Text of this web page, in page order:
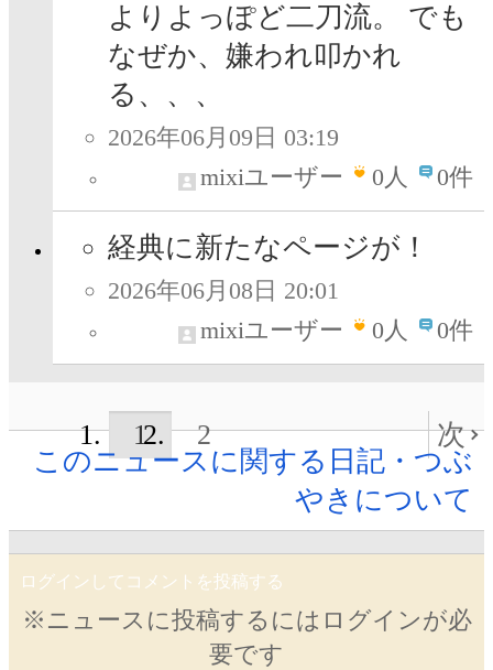
よりよっぽど二刀流。 でも
なぜか、嫌われ叩かれ
る、、、
2026年06月09日 03:19
mixiユーザー
0人 0件
経典に新たなページが！
2026年06月08日 20:01
mixiユーザー
0人 0件
1 2
次
このニュースに関する日記・つぶ
やきについて
ログインしてコメントを投稿する
※ニュースに投稿するにはログインが必
要です